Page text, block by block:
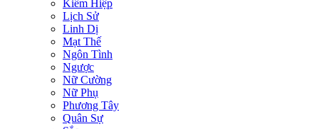
Kiếm Hiệp
Lịch Sử
Linh Dị
Mạt Thế
Ngôn Tình
Ngược
Nữ Cường
Nữ Phụ
Phương Tây
Quân Sự